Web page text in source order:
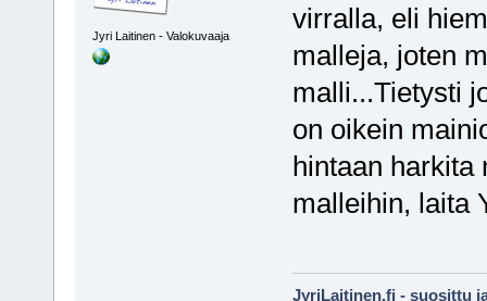
Jyri Laitinen - Valokuvaaja
virralla, eli
malleja, joten
malli...Tietysti
on oikein
hintaan harkita
malleihin, laita
JyriLaitinen.fi - suosittu